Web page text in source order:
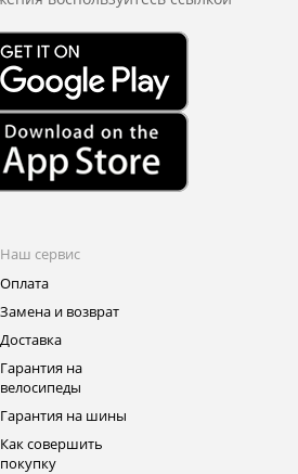
Наш сервис
Оплата
Замена и возврат
Доставка
Гарантия на
велосипеды
Гарантия на шины
Как совершить
покупку